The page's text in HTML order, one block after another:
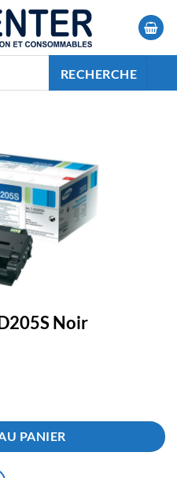
RECHERCHE
Noir
Noir
PANIER